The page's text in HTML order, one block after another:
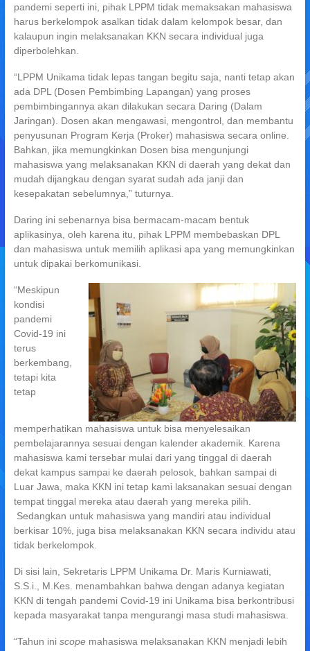
pandemi seperti ini, pihak LPPM tidak memaksakan mahasiswa
harus berkelompok asalkan tidak dalam kelompok besar, dan
kalaupun ingin melaksanakan KKN secara individual juga
diperbolehkan.
“LPPM Unikama tidak lepas tangan begitu saja, nanti tetap akan
ada DPL (Dosen Pembimbing Lapangan) yang proses
pembimbingannya akan dilakukan secara Daring (Dalam
Jaringan). Dosen akan mengawasi, mengontrol, dan membantu
penyusunan Program Kerja (Proker) mahasiswa secara online.
Bahkan, jika memungkinkan Dosen bisa mengunjungi
mahasiswa yang melaksanakan KKN di daerah yang dekat dan
mudah dijangkau dengan syarat sudah ada janji dan
kesepakatan sebelumnya,” tuturnya.
Daring ini sebenarnya bisa bermacam-macam bentuk
aplikasinya, oleh karena itu, pihak LPPM membebaskan DPL
dan mahasiswa untuk memilih aplikasi apa yang memungkinkan
untuk dipakai berkomunikasi.
“Meskipun
kondisi
pandemi
Covid-19 ini
terus
berkembang,
tetapi kita
tetap
memperhatikan mahasiswa untuk bisa menyelesaikan
pembelajarannya sesuai dengan kalender akademik. Karena
mahasiswa kami tersebar mulai dari yang tinggal di daerah
dekat kampus sampai ke daerah pelosok, bahkan sampai di
Luar Jawa, maka KKN ini tetap kami laksanakan sesuai dengan
tempat tinggal mereka atau daerah yang mereka pilih.
Sedangkan untuk mahasiswa yang mandiri atau individual
berkisar 10%, juga bisa melaksanakan KKN secara individu atau
tidak berkelompok.
Di sisi lain, Sekretaris LPPM Unikama Dr. Maris Kurniawati,
S.S.i., M.Kes. menambahkan bahwa dengan adanya kegiatan
KKN di tengah pandemi Covid-19 ini Unikama bisa berkontribusi
kepada masyarakat tanpa mengurangi masa studi mahasiswa.
“Tahun ini scopemahasiswa melaksanakan KKN menjadi lebih